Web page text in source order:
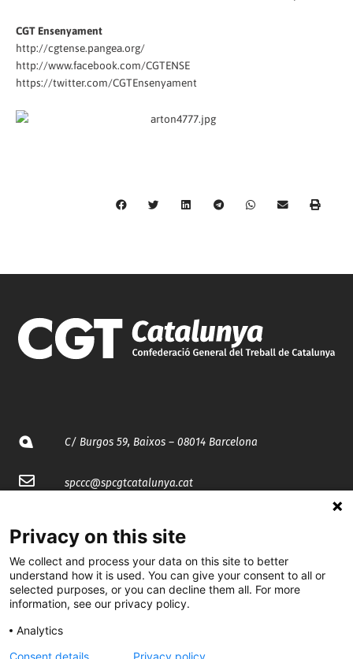
CGT Ensenyament
http://cgtense.pangea.org/
http://www.facebook.com/CGTENSE
https://twitter.com/CGTEnsenyament
C/ Burgos 59, Baixos – 08014 Barcelona
spccc@spcgtcatalunya.cat
@CGTCatalunya
cgtcatalunya
CGTCatalunya
Privacy on this site
We collect and process your data on this site to better
understand how it is used. You can give your consent to all or
selected purposes, or you can decline them all. For more
information, see our privacy policy.
Analytics
Consent details
Privacy policy